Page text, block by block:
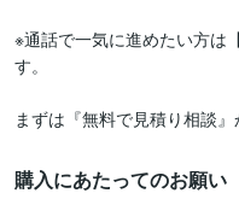
※通話で一気に進めたい方は
す。
まずは『無料で見積り相談
購入にあたってのお願い